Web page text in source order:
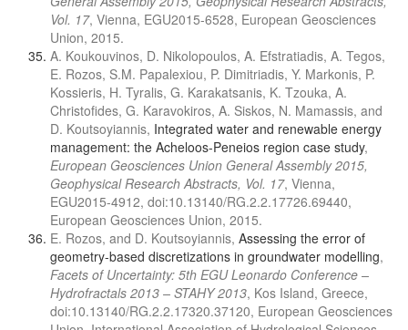
Vol. 17, Vienna, EGU2015-6528, European Geosciences
Union, 2015.
A. Koukouvinos, D. Nikolopoulos, A. Efstratiadis, A. Tegos,
E. Rozos, S.M. Papalexiou, P. Dimitriadis, Y. Markonis, P.
Kossieris, H. Tyralis, G. Karakatsanis, K. Tzouka, A.
Christofides, G. Karavokiros, A. Siskos, N. Mamassis, and
D. Koutsoyiannis, Integrated water and renewable energy
management: the Acheloos-Peneios region case study,
European Geosciences Union General Assembly 2015,
Geophysical Research Abstracts, Vol. 17, Vienna,
EGU2015-4912, doi:10.13140/RG.2.2.17726.69440,
European Geosciences Union, 2015.
E. Rozos, and D. Koutsoyiannis, Assessing the error of
geometry-based discretizations in groundwater modelling,
Facets of Uncertainty: 5th EGU Leonardo Conference –
Hydrofractals 2013 – STAHY 2013, Kos Island, Greece,
doi:10.13140/RG.2.2.17320.37120, European Geosciences